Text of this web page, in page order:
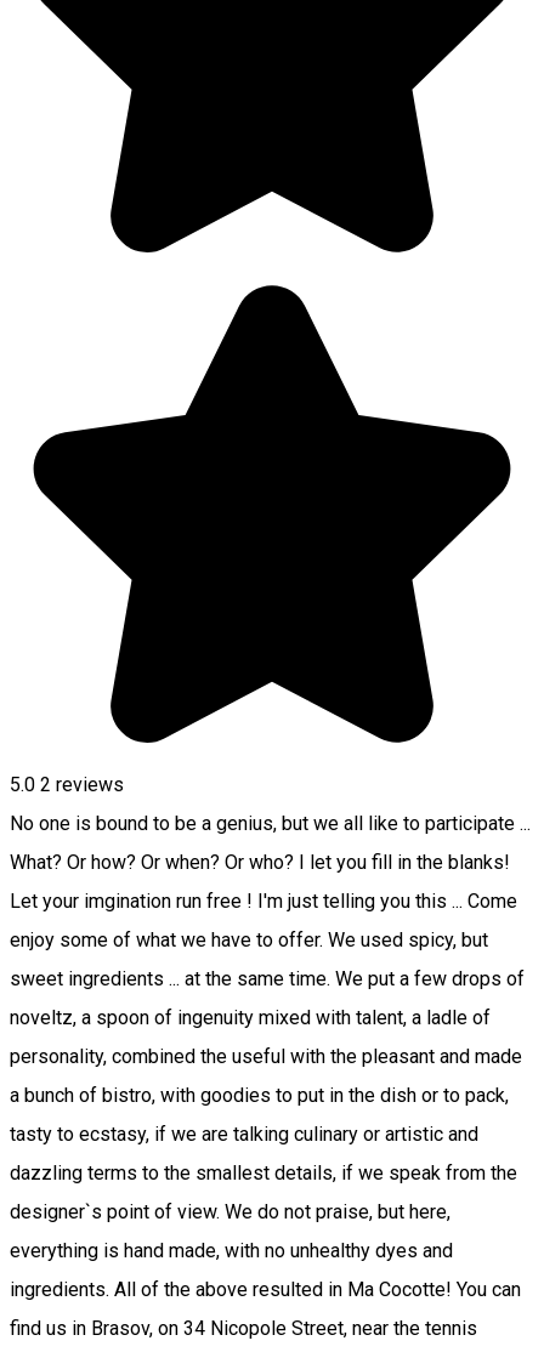
5.0 2 reviews
No one is bound to be a genius, but we all like to participate ...
What? Or how? Or when? Or who? I let you fill in the blanks!
Let your imgination run free ! I'm just telling you this ... Come
enjoy some of what we have to offer. We used spicy, but
sweet ingredients ... at the same time. We put a few drops of
noveltz, a spoon of ingenuity mixed with talent, a ladle of
personality, combined the useful with the pleasant and made
a bunch of bistro, with goodies to put in the dish or to pack,
tasty to ecstasy, if we are talking culinary or artistic and
dazzling terms to the smallest details, if we speak from the
designer`s point of view. We do not praise, but here,
everything is hand made, with no unhealthy dyes and
ingredients. All of the above resulted in Ma Cocotte! You can
find us in Brasov, on 34 Nicopole Street, near the tennis